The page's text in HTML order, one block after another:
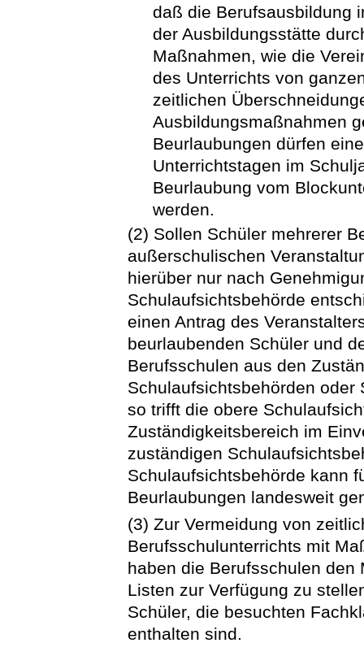
daß die Berufsausbildung
der Ausbildungsstätte
Maßnahmen, wie die
des Unterrichts von
zeitlichen
Ausbildungsmaßnahmen
Beurlaubungen dürfen
Unterrichtstagen im
Beurlaubung vom
werden.
(2) Sollen Schüler mehrerer
außerschulischen
hierüber nur nach
Schulaufsichtsbehörde
einen Antrag des
beurlaubenden Schüler und
Berufsschulen aus den
Schulaufsichtsbehörden oder
so trifft die obere
Zuständigkeitsbereich im
zuständigen
Schulaufsichtsbehörde kann
Beurlaubungen landesweit
(3) Zur Vermeidung von
Berufsschulunterrichts mit
haben die Berufsschulen den
Listen zur Verfügung zu
Schüler, die besuchten
enthalten sind.